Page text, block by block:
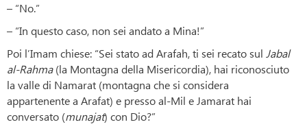
– “No.”
– “In questo caso, non sei andato a Mina!”
Poi l’Imam chiese: “Sei stato ad Arafah, ti sei recato sul Jabal
al-Rahma(la Montagna della Misericordia), hai riconosciuto
la valle di Namarat (montagna che si considera
appartenente a Arafat) e presso al-Mil e Jamarat hai
conversato (munajat) con Dio?”